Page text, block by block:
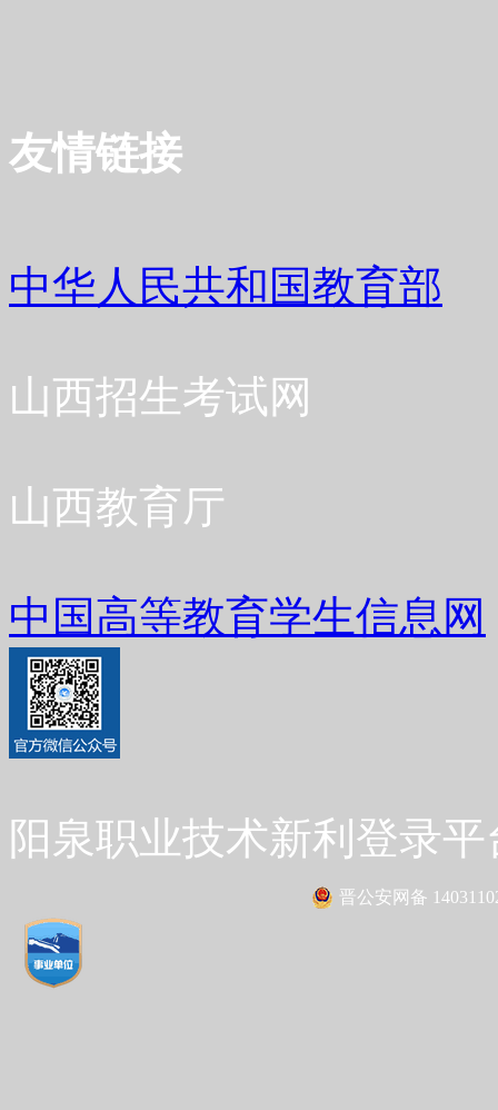
友情链接
中华人民共和国教育部
山西招生考试网
山西教育厅
中国高等教育学生信息网
阳泉职业技术新利登录
晋公安网备